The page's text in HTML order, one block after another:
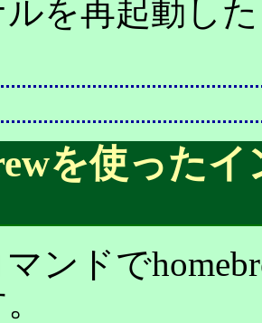
を再起動し
を使った
ンドで